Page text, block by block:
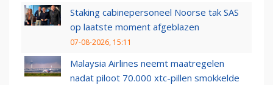
Staking cabinepersoneel Noorse tak SAS
op laatste moment afgeblazen
07-08-2026, 15:11
Malaysia Airlines neemt maatregelen
nadat piloot 70.000 xtc-pillen smokkelde